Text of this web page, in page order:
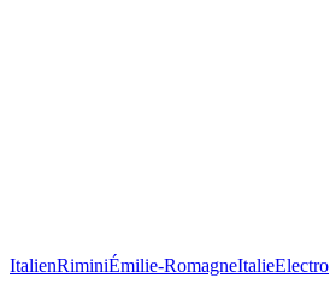
ItalienRiminiÉmilie-RomagneItalieElectro